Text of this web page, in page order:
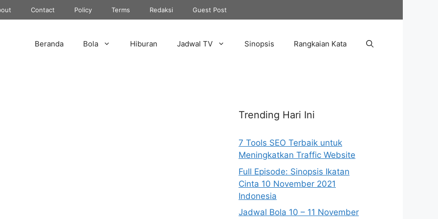
Contact Policy Terms Redaksi Guest Post
Beranda Bola Hiburan Jadwal TV Sinopsis Rangkaian Kata
Trending Hari Ini
7 Tools SEO Terbaik untuk
Meningkatkan Traffic Website
Full Episode: Sinopsis Ikatan
Cinta 10 November 2021
Indonesia
Jadwal Bola 10 – 11 November